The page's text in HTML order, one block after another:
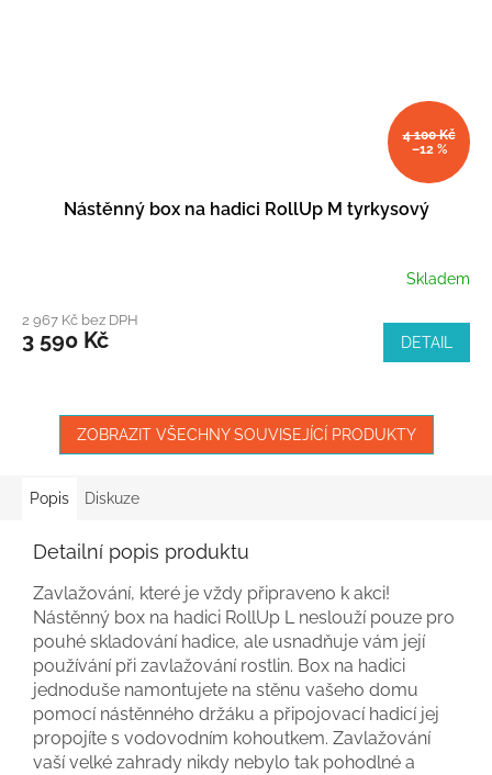
4 100 Kč
–12 %
Nástěnný box na hadici RollUp M tyrkysový
Skladem
2 967 Kč bez DPH
3 590 Kč DETAIL
ZOBRAZIT VŠECHNY SOUVISEJÍCÍ PRODUKTY
Popis Diskuze
Detailní popis produktu
Zavlažování, které je vždy připraveno k akci!
Nástěnný box na hadici RollUp L neslouží pouze pro
pouhé skladování hadice, ale usnadňuje vám její
používání při zavlažování rostlin. Box na hadici
jednoduše namontujete na stěnu vašeho domu
pomocí nástěnného držáku a připojovací hadicí jej
propojíte s vodovodním kohoutkem. Zavlažování
vaší velké zahrady nikdy nebylo tak pohodlné a